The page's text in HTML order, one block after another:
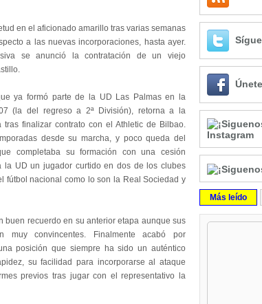
en el aficionado amarillo tras varias semanas
a las nuevas incorporaciones, hasta ayer.
se anunció la contratación de un viejo
ya formó parte de la UD Las Palmas en la
(la del regreso a 2ª División), retorna a la
tras finalizar contrato con el Athletic de Bilbao.
desde su marcha, y poco queda del
completaba su formación con una cesión
la UD un jugador curtido en dos de los clubes
fútbol nacional como lo son la Real Sociedad y
buen recuerdo en su anterior etapa aunque sus
muy convincentes. Finalmente acabó por
posición que siempre ha sido un auténtico
su facilidad para incorporarse al ataque
previos tras jugar con el representativo la
Instagram
Más leído